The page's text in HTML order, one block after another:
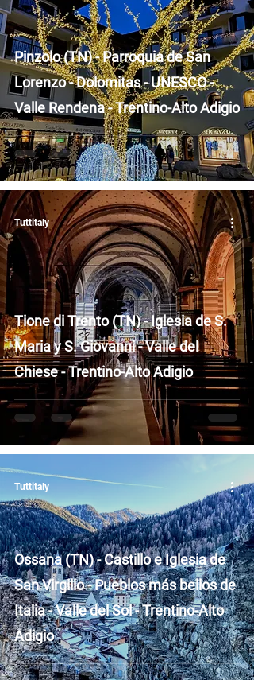
Pinzolo (TN) - Parroquia de San
Lorenzo - Dolomitas - UNESCO -
Valle Rendena - Trentino-Alto Adigio
Tione di Trento (TN) - Iglesia de S.
Maria y S. Giovanni - Valle del
Chiese - Trentino-Alto Adigio
Tuttitaly
Ossana (TN) - Castillo e Iglesia de
San Virgilio - Pueblos más bellos de
Italia - Valle del Sol - Trentino-Alto
Adigio
Tuttitaly